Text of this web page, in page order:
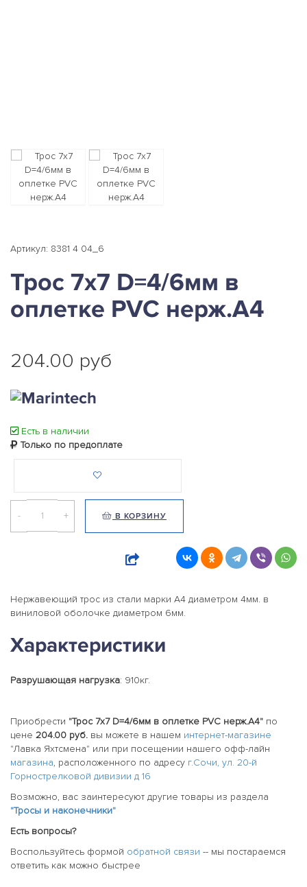
Артикул: 8381 4 04_6
Трос 7x7 D=4/6мм в
оплетке PVC нерж.А4
204.00 руб
Есть в наличии
Только по предоплате
- + В КОРЗИНУ
Нержавеющий трос из стали марки А4 диаметром 4мм. в
виниловой оболочке диаметром 6мм.
Характеристики
Разрушающая нагрузка: 910кг.
Приобрести "Трос 7x7 D=4/6мм в оплетке PVC нерж.А4" по
цене 204.00 руб. вы можете в нашем интернет-магазине
"Лавка Яхтсмена" или при посещении нашего офф-лайн
магазина, расположенного по адресу г.Сочи, ул. 20-й
Горнострелковой дивизии д 16
Возможно, вас заинтересуют другие товары из раздела
"Тросы и наконечники"
Есть вопросы?
Воспользуйтесь формой обратной связи -- мы постараемся
ответить как можно быстрее